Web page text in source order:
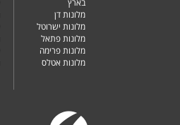
בארץ
מלונות דן
מלונות ישרוטל
מלונות פתאל
מלונות פרימה
מלונות אטלס